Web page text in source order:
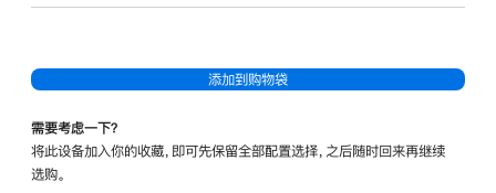
添加到购物袋
需要考虑一下？
将此设备加入你的收藏，即可先保留全部配置选择，之后随时回来再继续
选购。